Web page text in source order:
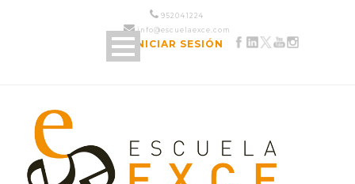
952 04 12 24
info@escuelaexce.com
INICIAR SESIÓN